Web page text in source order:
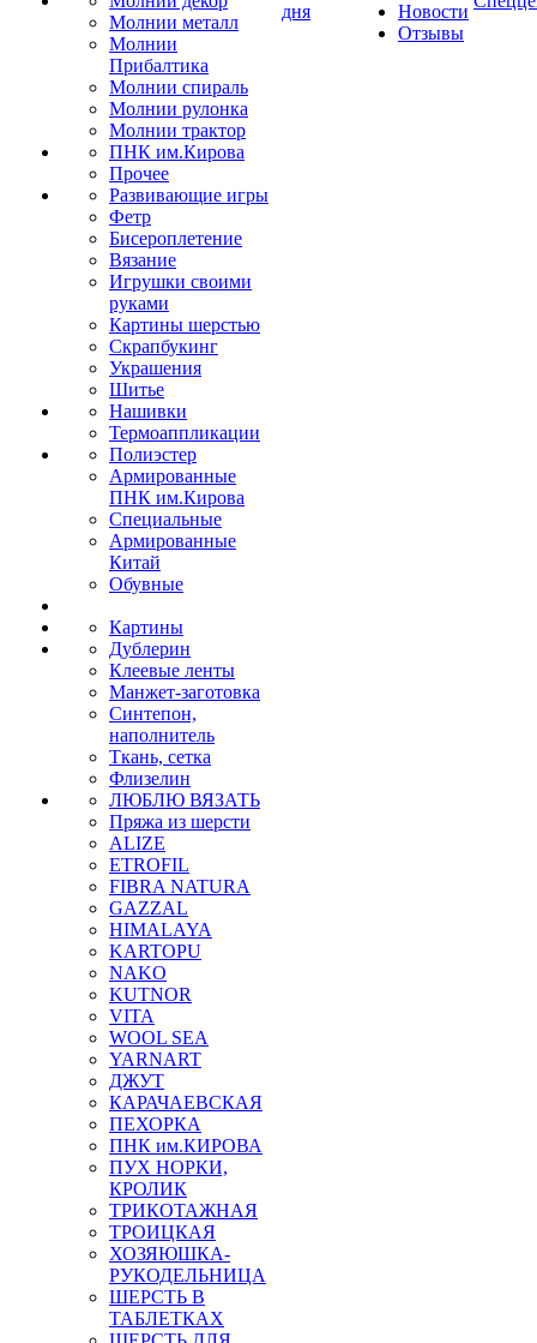
Молнии металл
Молнии
Прибалтика
Молнии спираль
Молнии рулонка
Молнии трактор
ПНК им.Кирова
Прочее
Развивающие игры
Фетр
Бисероплетение
Вязание
Игрушки своими
руками
Картины шерстью
Скрапбукинг
Украшения
Шитье
Нашивки
Термоаппликации
Полиэстер
Армированные
ПНК им.Кирова
Специальные
Армированные
Китай
Обувные
Картины
Дублерин
Клеевые ленты
Манжет-заготовка
Синтепон,
наполнитель
Ткань, сетка
Флизелин
ЛЮБЛЮ ВЯЗАТЬ
Пряжа из шерсти
ALIZE
ETROFIL
FIBRA NATURA
GAZZAL
HIMALAYA
KARTOPU
NAKO
KUTNOR
VITA
WOOL SEA
YARNART
ДЖУТ
КАРАЧАЕВСКАЯ
ПЕХОРКА
ПНК им.КИРОВА
ПУХ НОРКИ,
КРОЛИК
ТРИКОТАЖНАЯ
ТРОИЦКАЯ
ХОЗЯЮШКА-
РУКОДЕЛЬНИЦА
ШЕРСТЬ В
ТАБЛЕТКАХ
дня
Новости
Отзывы